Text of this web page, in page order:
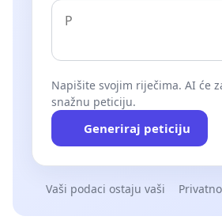
Napišite svojim riječima. AI će
snažnu peticiju.
Generiraj peticiju
Vaši podaci ostaju vaši